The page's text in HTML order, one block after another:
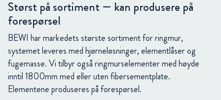
Størst på sortiment — kan produsere på
forespørsel
BEWI har markedets største sortiment for ringmur,
systemet leveres med hjørneløsninger, elementlåser og
fugemasse. Vi tilbyr også ringmurselementer med høyde
inntil 1800mm med eller uten fibersementplate.
Elementene produseres på forespørsel.